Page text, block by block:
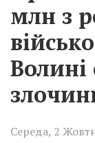
млн з
Середа, 2